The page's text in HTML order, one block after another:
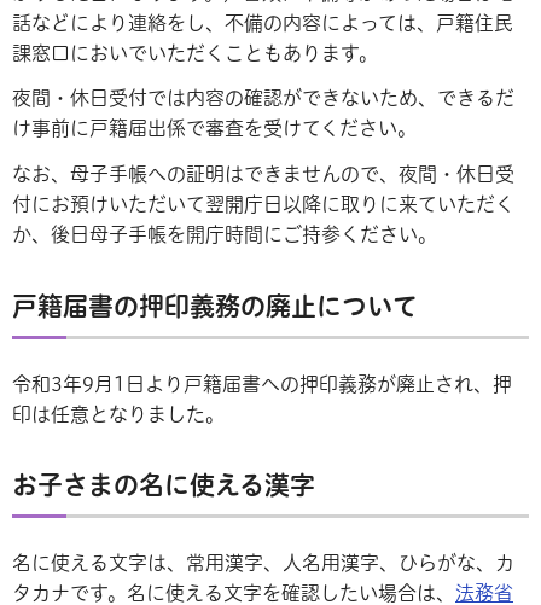
話などにより連絡をし、不備の内容によっては、戸籍住民
課窓口においでいただくこともあります。
夜間・休日受付では内容の確認ができないため、できるだ
け事前に戸籍届出係で審査を受けてください。
なお、母子手帳への証明はできませんので、夜間・休日受
付にお預けいただいて翌開庁日以降に取りに来ていただく
か、後日母子手帳を開庁時間にご持参ください。
戸籍届書の押印義務の廃止について
令和3年9月1日より戸籍届書への押印義務が廃止され、押
印は任意となりました。
お子さまの名に使える漢字
名に使える文字は、常用漢字、人名用漢字、ひらがな、カ
タカナです。名に使える文字を確認したい場合は、 法務省